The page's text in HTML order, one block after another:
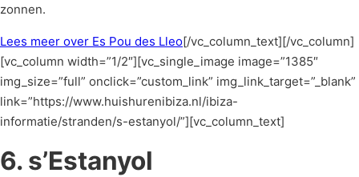
zonnen.
Lees meer over Es Pou des Lleo[/vc_column_text][/vc_column]
[vc_column width=”1/2″][vc_single_image image=”1385″
img_size=”full” onclick=”custom_link” img_link_target=”_blank”
link=”https://www.huishurenibiza.nl/ibiza-
informatie/stranden/s-estanyol/”][vc_column_text]
6. s’Estanyol